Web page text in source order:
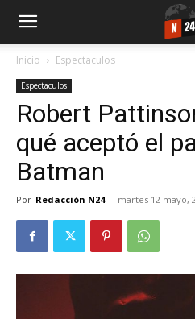
Inicio Espectaculos
Espectaculos
Robert
qué aceptó el
Batman
Por Redacción N24 - martes 12 mayo,